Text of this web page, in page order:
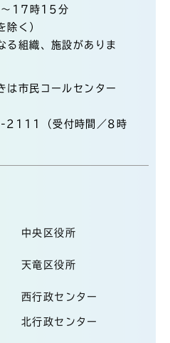
17時15分
除く）
る組織、施設がありま
は市民コールセンター
（受付時間／8時
中央区役所
天竜区役所
西行政センター
北行政センター